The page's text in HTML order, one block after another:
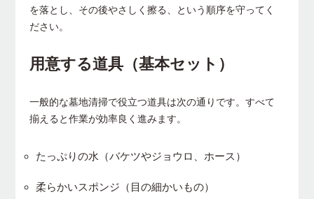
を落とし、その後やさしく擦る、という順序を守ってく
ださい。
用意する道具（基本セット）
一般的な墓地清掃で役立つ道具は次の通りです。すべて
揃えると作業が効率良く進みます。
たっぷりの水（バケツやジョウロ、ホース）
柔らかいスポンジ（目の細かいもの）